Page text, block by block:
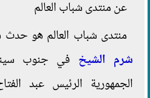
عن منتدى شباب العالم
منتدى شباب العالم هو حدث
شرم الشيخ في جنوب
الجمهورية الرئيس عبد